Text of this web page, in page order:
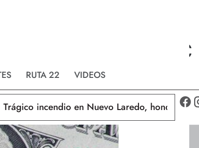
RUTA 22 VIDEOS
incendio en Nuevo Laredo, hondureño